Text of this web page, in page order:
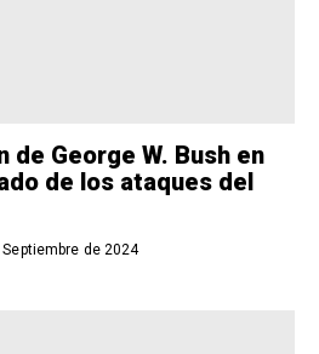
de George W. Bush en
de los ataques del
de 2024